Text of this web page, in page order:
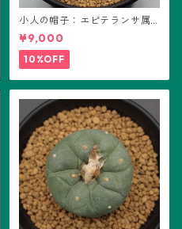
小人の帽子：エピテランサ属
(B01)
¥9,000
10%OFF